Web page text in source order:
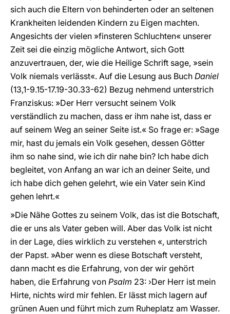
sich auch die Eltern von behinderten oder an seltenen
Krankheiten leidenden Kindern zu Eigen machten.
Angesichts der vielen »finsteren Schluchten« unserer
Zeit sei die einzig mögliche Antwort, sich Gott
anzuvertrauen, der, wie die Heilige Schrift sage, »sein
Volk niemals verlässt«. Auf die Lesung aus Buch Daniel
(13,1-9.15-17.19-30.33-62) Bezug nehmend unterstrich
Franziskus: »Der Herr versucht seinem Volk
verständlich zu machen, dass er ihm nahe ist, dass er
auf seinem Weg an seiner Seite ist.« So frage er: »Sage
mir, hast du jemals ein Volk gesehen, dessen Götter
ihm so nahe sind, wie ich dir nahe bin? Ich habe dich
begleitet, von Anfang an war ich an deiner Seite, und
ich habe dich gehen gelehrt, wie ein Vater sein Kind
gehen lehrt.«
»Die Nähe Gottes zu seinem Volk, das ist die Botschaft,
die er uns als Vater geben will. Aber das Volk ist nicht
in der Lage, dies wirklich zu verstehen «, unterstrich
der Papst. »Aber wenn es diese Botschaft versteht,
dann macht es die Erfahrung, von der wir gehört
haben, die Erfahrung von Psalm 23: ›Der Herr ist mein
Hirte, nichts wird mir fehlen. Er lässt mich lagern auf
grünen Auen und führt mich zum Ruheplatz am Wasser.